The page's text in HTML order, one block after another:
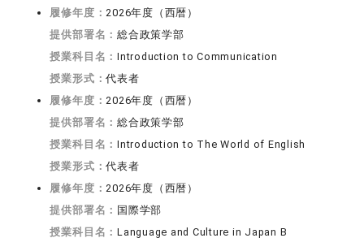
履修年度：2026年度（西暦）
提供部署名：総合政策学部
授業科目名：Introduction to Communication
授業形式：代表者
履修年度：2026年度（西暦）
提供部署名：総合政策学部
授業科目名：Introduction to The World of English
授業形式：代表者
履修年度：2026年度（西暦）
提供部署名： 国際学部
授業科目名：Language and Culture in Japan B